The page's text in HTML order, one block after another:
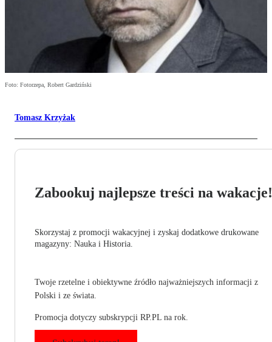
Foto: Fotorzepa, Robert Gardziński
Tomasz Krzyżak
Zabookuj najlepsze treści na wakacje!
Skorzystaj z promocji wakacyjnej i zyskaj dodatkowe drukowane
magazyny: Nauka i Historia.
Twoje rzetelne i obiektywne źródło najważniejszych informacji z
Polski i ze świata.
Promocja dotyczy subskrypcji RP.PL na rok.